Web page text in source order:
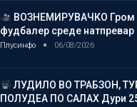
ВОЗНЕМИРУВАЧКО Гром
фудбалер среде
Плусинфо 06/08/2026
ЛУДИЛО ВО ТРАБЗОН,
ПОЛУДЕА ПО САЛАХ Дури